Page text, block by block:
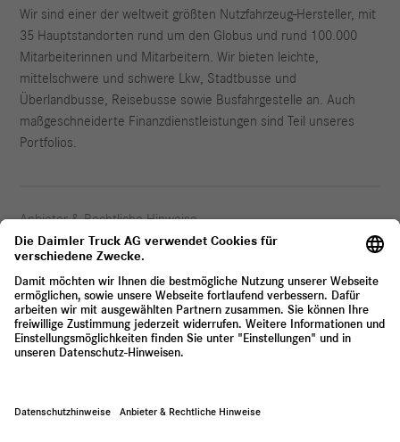
Wir sind einer der weltweit größten Nutzfahrzeug-Hersteller, mit
35 Hauptstandorten rund um den Globus und rund 100.000
Mitarbeiterinnen und Mitarbeitern. Wir bieten leichte,
mittelschwere und schwere Lkw, Stadtbusse und
Überlandbusse, Reisebusse sowie Busfahrgestelle an. Auch
maßgeschneiderte Finanzdienstleistungen sind Teil unseres
Portfolios.
Anbieter & Rechtliche Hinweise
Datenschutz